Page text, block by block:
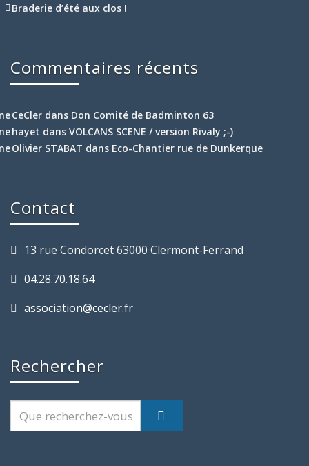
Braderie d’été aux clos !
Commentaires récents
CeCler dans Don Comité de Badminton 63
hayet dans VOLCANS SCENE / version Rivaly ;-)
Olivier STABAT dans Eco-Chantier rue de Dunkerque
Contact
13 rue Condorcet 63000 Clermont-Ferrand
04.28.70.18.64
association@cecler.fr
Rechercher